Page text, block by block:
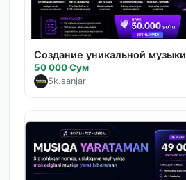
Создание уникальной музыки
50 000 Сум
5k.sanjar